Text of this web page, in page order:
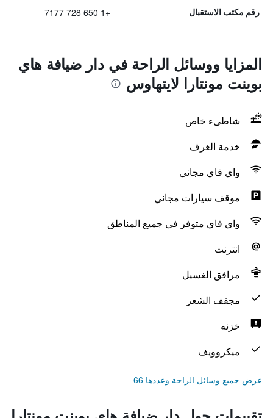
رقم مكتب الاستقبال +1 650 728 7177
المزايا ووسائل الراحة في دار ضيافة هاي
بوينت مونتارا لايتهاوس
شاطىء خاص
خدمة الغرف
واي فاي مجاني
موقف سيارات مجاني
واي فاي متوفر في جميع المناطق
انترنت
مرافق الغسيل
مجفف الشعر
خزنه
ميكروويف
عرض جميع وسائل الراحة وعددها 66